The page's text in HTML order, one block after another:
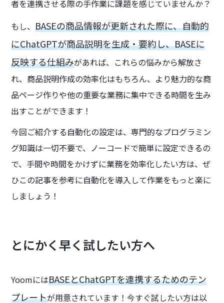
者を連携させる際の手作業に課題を感じていませんか？
もし、BASEの商品情報が更新された際に、自動的
にChatGPTが商品説明を生成・要約し、BASEに
反映する仕組みがあれば、これらの悩みから解放さ
れ、商品説明作成の効率化はもちろん、より魅力的な商
品ページ作りや他の重要な業務に集中できる時間を生み
出すことができます！
今回ご紹介する自動化の設定は、専門的なプログラミン
グ知識は一切不要で、ノーコードで簡単に設定できるの
で、手間や時間をかけずに業務を効率化したい方は、ぜ
ひこの記事を参考に自動化を導入して作業をもっと楽に
しましょう！
とにかく早く試したい方へ
YoomにはBASEとChatGPTを連携するためのテン
プレートが用意されています！今すぐ試したい方は以